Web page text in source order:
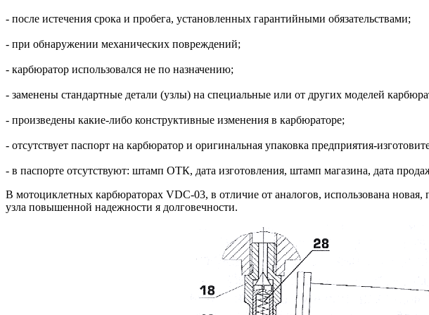
- после истечения срока и пробега, установленных гарантийными обязательствами;
- при обнаружении механических повреждений;
- карбюратор использовался не по назначению;
- заменены стандартные детали (узлы) на специальные или от других моделей
- произведены какие-либо конструктивные изменения в карбюраторе;
- отсутствует паспорт на карбюратор и оригинальная упаковка предприятия-
- в паспорте отсутствуют: штамп ОТК, дата изготовления, штамп магазина, дата
В мотоциклетных карбюраторах VDC-03, в отличие от аналогов, использована новая,
узла повышенной надежности я долговечности.